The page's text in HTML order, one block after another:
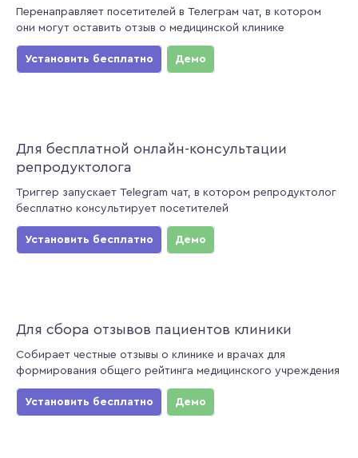
Перенаправляет посетителей в Телеграм чат, в котором
они могут оставить отзыв о медицинской клинике
Установить бесплатно Демо
Для бесплатной онлайн-консультации
репродуктолога
Триггер запускает Telegram чат, в котором репродуктолог
бесплатно консультирует посетителей
Установить бесплатно Демо
Для сбора отзывов пациентов клиники
Собирает честные отзывы о клинике и врачах для
формирования общего рейтинга медицинского учреждения
Установить бесплатно Демо